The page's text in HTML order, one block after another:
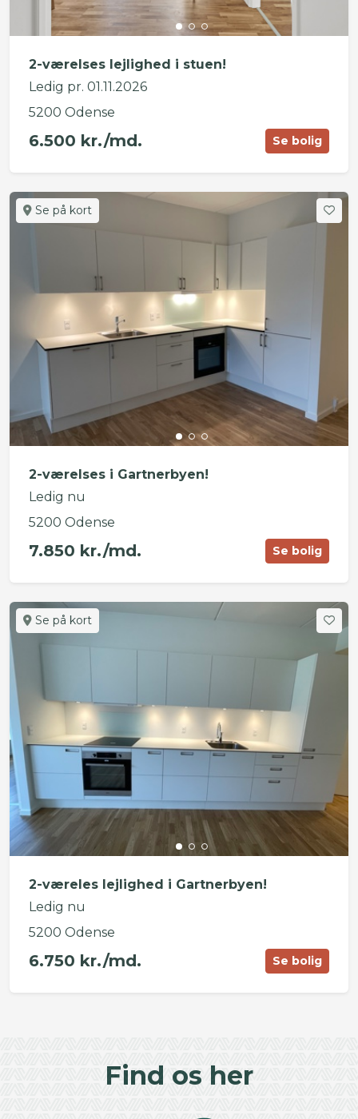
2-værelses lejlighed i stuen!
Ledig pr. 01.11.2026
5200 Odense
6.500 kr./md. Se bolig
Se på kort
2-værelses i Gartnerbyen!
Ledig nu
5200 Odense
7.850 kr./md. Se bolig
Se på kort
2-væreles lejlighed i Gartnerbyen!
Ledig nu
5200 Odense
6.750 kr./md. Se bolig
Find os her